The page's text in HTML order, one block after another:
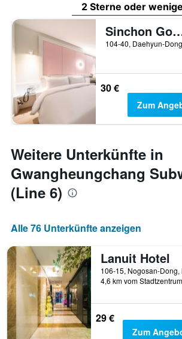
2 Sterne oder
Sinchon
30 €
Zum
Weitere Unterkünfte in
Gwangheungchang
(Line 6)
Alle 76 Unterkünfte anzeigen
Lanuit Hotel
4,6 km vom Stadtzentrum
29 €
Zum